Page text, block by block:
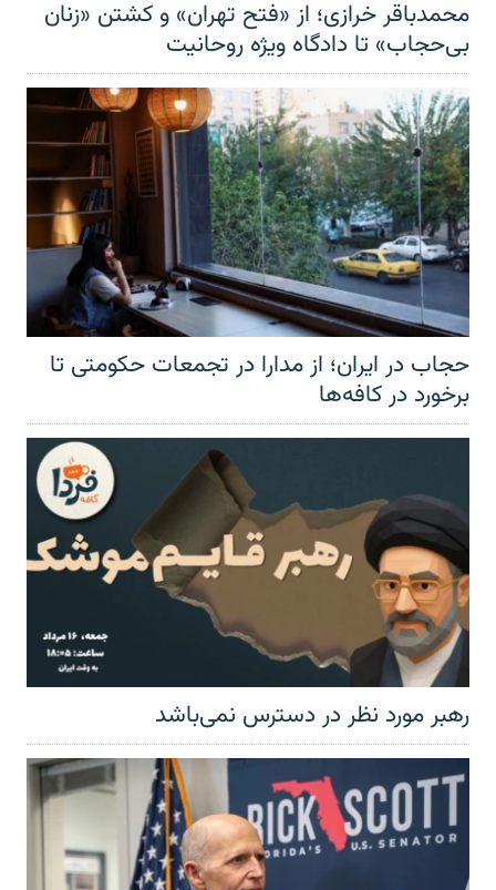
محمدباقر خرازی؛ از «فتح تهران» و کشتن «زنان
بی‌حجاب» تا دادگاه ویژه روحانیت
حجاب در ایران؛ از مدارا در تجمعات حکومتی تا
برخورد در کافه‌ها
رهبر مورد نظر در دسترس نمی‌باشد